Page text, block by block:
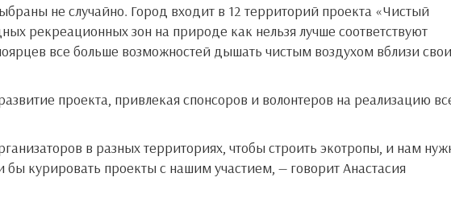
рекреационных зон на природе как нельзя лучше соответствуют
все больше возможностей дышать чистым воздухом вблизи
бы курировать проекты с нашим участием, — говорит Анастасия